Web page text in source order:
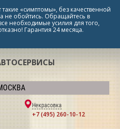
«симптомы», без качественной
не обойтись. Обращайтесь в
необходимые усилия для того,
Гарантия 24 месяца.
Некрасовка
+7 (495) 260-10-12